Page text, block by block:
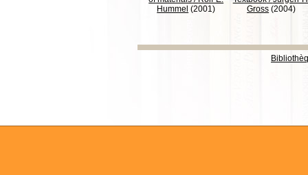
Hummel (2001)
Gross (2004)